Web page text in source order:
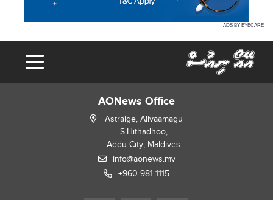
ADS BY EYECARE
AONews Office
Astralge, Alivaamagu
S.Hithadhoo,
Addu City, Maldives
info@aonews.mv
+960 981-1115